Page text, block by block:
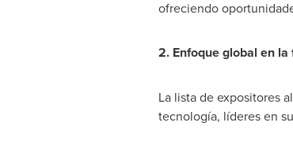
ofreciendo
2. Enfoque global en
La lista de expositores
tecnología, líderes en